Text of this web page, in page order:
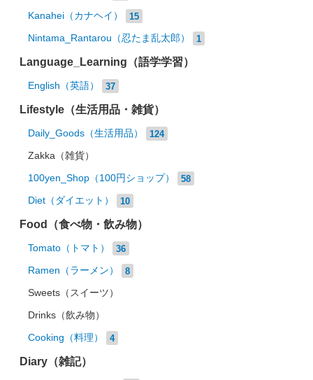
Kanahei（カナヘイ） 15
Nintama_Rantarou（忍たま乱太郎） 1
Language_Learning（語学学習）
English（英語） 37
Lifestyle（生活用品・雑貨）
Daily_Goods（生活用品） 124
Zakka（雑貨）
100yen_Shop（100円ショップ） 58
Diet（ダイエット） 10
Food（食べ物・飲み物）
Tomato（トマト） 36
Ramen（ラーメン） 8
Sweets（スイーツ）
Drinks（飲み物）
Cooking（料理） 4
Diary（雑記）